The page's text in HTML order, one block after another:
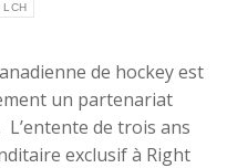
LCH
de hockey est
un partenariat
de trois ans
exclusif à Right